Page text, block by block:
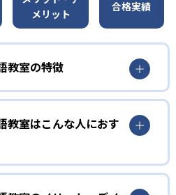
メリット
合格実績
教室の特徴
リティあふれるレッスン
素が盛り込まれた、楽しいアク
客満足度95%を誇る講師陣の
り、子どもたちは飽きることな
話する力を伸ばす。講師オリジ
アレンジを随所に取り入れ、学
教室はこんな人におす
1